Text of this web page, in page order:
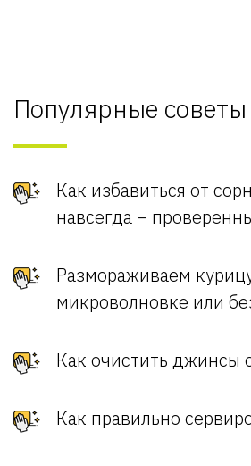
Популярные советы
Как избавиться от
навсегда –
Размораживаем
микроволновке или
Как очистить джинсы
Как правильно